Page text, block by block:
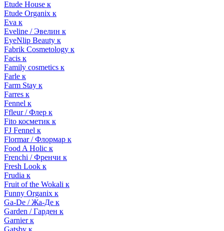
Etude House к
Etude Organix к
Eva к
Eveline / Эвелин к
EyeNlip Beauty к
Fabrik Cosmetology к
Facis к
Family cosmetics к
Farle к
Farm Stay к
Farres к
Fennel к
Ffleur / Флер к
Fito косметик к
FJ Fennel к
Flormar / Флормар к
Food A Holic к
Frenchi / Френчи к
Fresh Look к
Frudia к
Fruit of the Wokali к
Funny Organix к
Ga-De / Жа-Де к
Garden / Гарден к
Garnier к